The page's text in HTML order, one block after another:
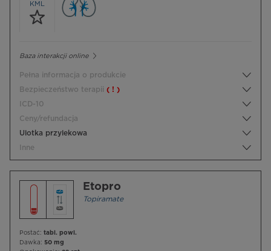
KML
Baza interakcji online
Pełna informacja o produkcie
Bezpieczeństwo terapii ( ! )
ICD-10
Ceny/refundacja
Ulotka przylekowa
Inne
Etopro
Topiramate
Postać: tabl. powl.
Dawka: 50 mg